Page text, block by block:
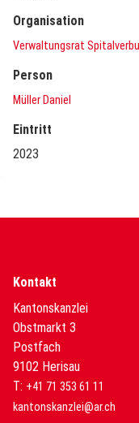
Organisation
Verwaltungsrat
Person
Müller Daniel
Eintritt
2023
Kontakt
Kantonskanzlei
Obstmarkt 3
Postfach
9102 Herisau
T: +41 71 353 61 11
kantonskanzlei@ar.ch